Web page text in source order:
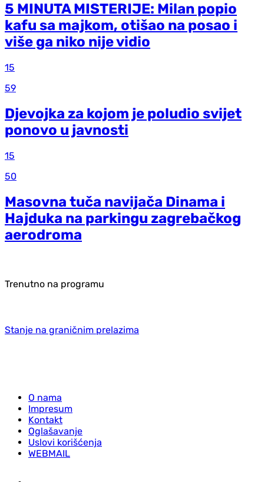
5 MINUTA MISTERIJE: Milan popio
kafu sa majkom, otišao na posao i
više ga niko nije vidio
15
59
Djevojka za kojom je poludio svijet
ponovo u javnosti
15
50
Masovna tuča navijača Dinama i
Hajduka na parkingu zagrebačkog
aerodroma
Trenutno na programu
Stanje na graničnim prelazima
O nama
Impresum
Kontakt
Oglašavanje
Uslovi korišćenja
WEBMAIL